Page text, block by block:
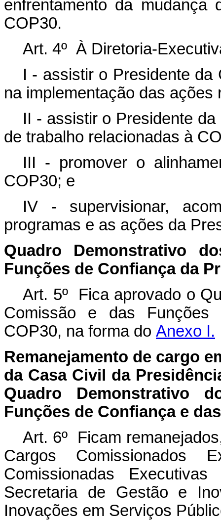
enfrentamento da
COP30.
Art. 4º À Diretoria-
I - assistir o Presidente da
na implementação das
II - assistir o Presidente
de trabalho relacionadas à
III - promover o
COP30; e
IV - supervisionar,
programas e as ações da
Quadro Demonstrativo
Funções de Confiança da
Art. 5º Fica aprovado o
Comissão e das Funções
COP30, na forma do Anexo I.
Remanejamento de cargo
da Casa Civil da
Quadro Demonstrativo
Funções de Confiança e
Art. 6º Ficam
Cargos Comissionados
Comissionadas
Secretaria de Gestão e
Inovações em Serviços